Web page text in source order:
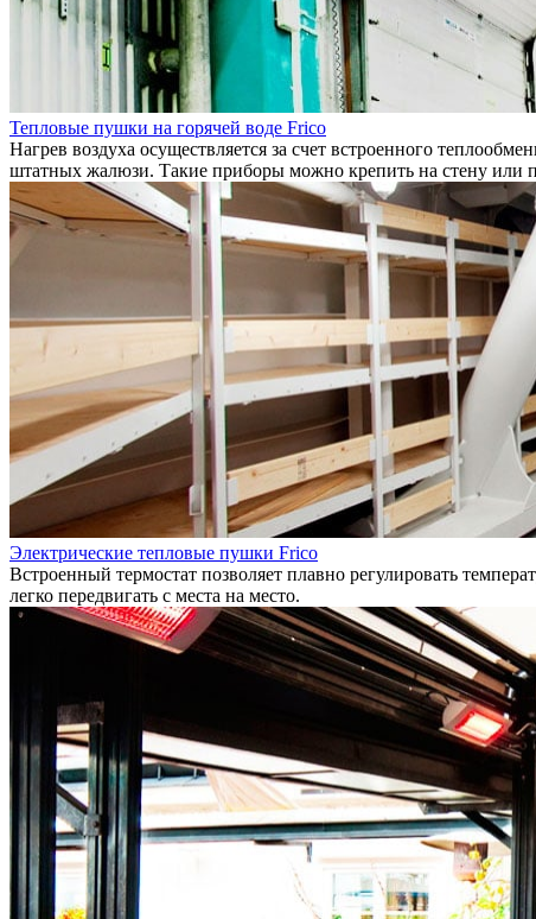
Тепловые пушки на горячей воде Frico
Нагрев воздуха осуществляется за счет встроенного
штатных жалюзи. Такие приборы можно крепить на стену или
Электрические тепловые пушки Frico
Встроенный термостат позволяет плавно регулировать
легко передвигать с места на место.